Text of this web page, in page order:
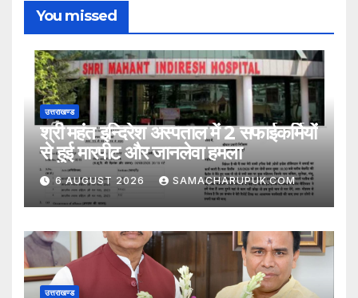
You missed
उत्तराखण्ड
श्री महंत इन्दिरेश अस्पताल में 2 सफाईकर्मियों
से हुई मारपीट और जानलेवा हमला
6 AUGUST 2026 SAMACHARUPUK.COM
उत्तराखण्ड